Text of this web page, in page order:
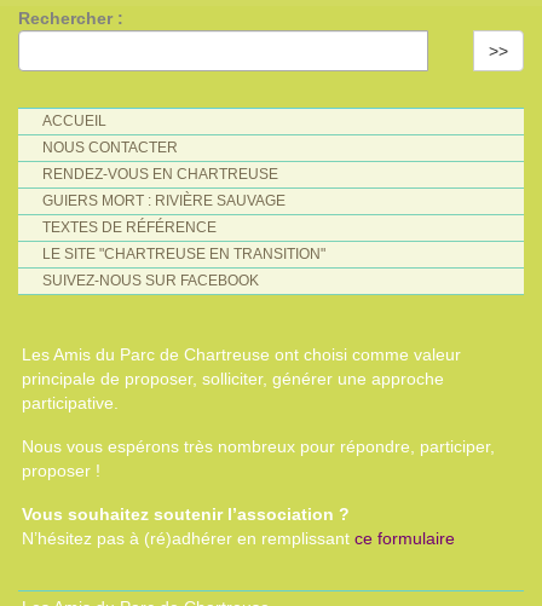
Rechercher :
>>
ACCUEIL
NOUS CONTACTER
RENDEZ-VOUS EN CHARTREUSE
GUIERS MORT : RIVIÈRE SAUVAGE
TEXTES DE RÉFÉRENCE
LE SITE "CHARTREUSE EN TRANSITION"
SUIVEZ-NOUS SUR FACEBOOK
Les Amis du Parc de Chartreuse ont choisi comme valeur
principale de proposer, solliciter, générer une approche
participative.
Nous vous espérons très nombreux pour répondre, participer,
proposer !
Vous souhaitez soutenir l’association ?
N’hésitez pas à (ré)adhérer en remplissant ce formulaire